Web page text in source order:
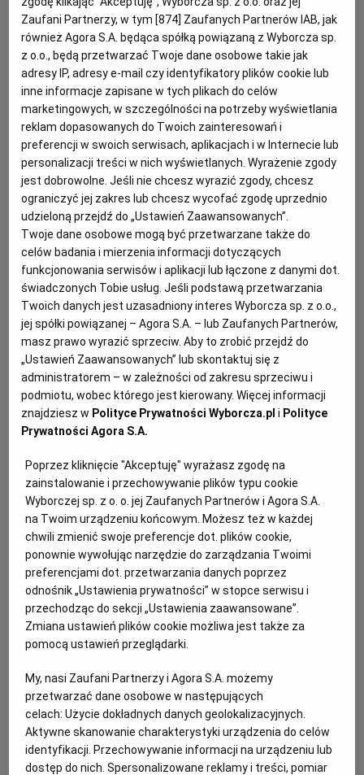
DOMOWE PRZETWORY
SOST, DIPY I INNE DODATKI
KUCHNIA MEKSYKAŃSKA
KUCHNIA INDYJSKA
KUCHNIA HISZPAŃSKA
KUCHNIA NIEMIECKA
GLIWICE
GORZÓW WIELKOPOLSKI
KALISZ
KATOWICE
KIELCE
KOSZALIN
KRAKÓW
LUBLIN
ŁÓDŹ
OLSZTYN
OPOLE
PŁOCK
POZNAŃ
RYBNIK
RZESZÓW
WYBORCZA TV I VOD
TYLKO ZDROWIE
KSIĄŻKI. MAGAZYN DO CZYTANIA
NASZA EUROPA
SŁÓWKA. MAGAZYN O JĘZYKU
BIQDATA
JUTRONAUCI
ARCHIWUM
INNE SERWISY
GAZETA.PL
TOK FM
SPORT.PL
PUBLIO.PL
KULTURALNYSKLEP.PL
DZIECKO
ZDROWIE
POGODA
PODRÓŻE
FORUM
Na 12-15 porcji (na tortownicę 24 cm lub na formę 20
na 30 cm)
Przygotowanie i pieczenie: ok. 60 minut
Ciasto ucierane ze śliwkami – składniki:
Do formy:
10 g masła
15 g bułki tartej
Na ciasto:
500-600 g śliwek, najlepiej węgierek lub innych
twardych śliwek
4 jajka
Zaufani Partnerzy, w tym [874] Zaufanych Partnerów IAB, jak
również Agora S.A. będąca spółką powiązaną z Wyborcza sp.
z o.o., będą przetwarzać Twoje dane osobowe takie jak
adresy IP, adresy e-mail czy identyfikatory plików cookie lub
inne informacje zapisane w tych plikach do celów
marketingowych, w szczególności na potrzeby wyświetlania
reklam dopasowanych do Twoich zainteresowań i
preferencji w swoich serwisach, aplikacjach i w Internecie lub
personalizacji treści w nich wyświetlanych. Wyrażenie zgody
jest dobrowolne. Jeśli nie chcesz wyrazić zgody, chcesz
ograniczyć jej zakres lub chcesz wycofać zgodę uprzednio
udzieloną przejdź do „Ustawień Zaawansowanych”.
Twoje dane osobowe mogą być przetwarzane także do
celów badania i mierzenia informacji dotyczących
funkcjonowania serwisów i aplikacji lub łączone z danymi dot.
świadczonych Tobie usług. Jeśli podstawą przetwarzania
Twoich danych jest uzasadniony interes Wyborcza sp. z o.o.,
jej spółki powiązanej – Agora S.A. – lub Zaufanych Partnerów,
masz prawo wyrazić sprzeciw. Aby to zrobić przejdź do
„Ustawień Zaawansowanych” lub skontaktuj się z
administratorem – w zależności od zakresu sprzeciwu i
podmiotu, wobec którego jest kierowany. Więcej informacji
znajdziesz w Polityce Prywatności Wyborcza.pl i Polityce
Prywatności Agora S.A.
Poprzez kliknięcie "Akceptuję" wyrażasz zgodę na
zainstalowanie i przechowywanie plików typu cookie
Wyborczej sp. z o. o. jej Zaufanych Partnerów i Agora S.A.
na Twoim urządzeniu końcowym. Możesz też w każdej
chwili zmienić swoje preferencje dot. plików cookie,
ponownie wywołując narzędzie do zarządzania Twoimi
preferencjami dot. przetwarzania danych poprzez
odnośnik „Ustawienia prywatności” w stopce serwisu i
przechodząc do sekcji „Ustawienia zaawansowane”.
Zmiana ustawień plików cookie możliwa jest także za
pomocą ustawień przeglądarki.
My, nasi Zaufani Partnerzy i Agora S.A. możemy
przetwarzać dane osobowe w następujących
celach:Użycie dokładnych danych geolokalizacyjnych.
Aktywne skanowanie charakterystyki urządzenia do celów
identyfikacji. Przechowywanie informacji na urządzeniu lub
dostęp do nich. Spersonalizowane reklamy i treści, pomiar